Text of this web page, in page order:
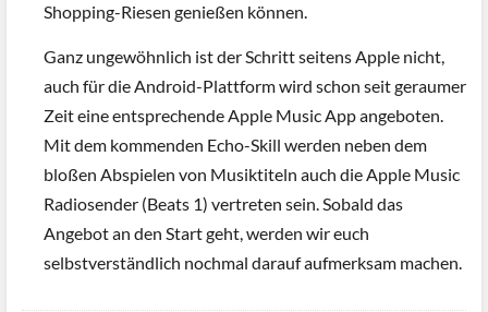
Shopping-Riesen genießen können.
Ganz ungewöhnlich ist der Schritt seitens Apple nicht,
auch für die Android-Plattform wird schon seit geraumer
Zeit eine entsprechende Apple Music App angeboten.
Mit dem kommenden Echo-Skill werden neben dem
bloßen Abspielen von Musiktiteln auch die Apple Music
Radiosender (Beats 1) vertreten sein. Sobald das
Angebot an den Start geht, werden wir euch
selbstverständlich nochmal darauf aufmerksam machen.